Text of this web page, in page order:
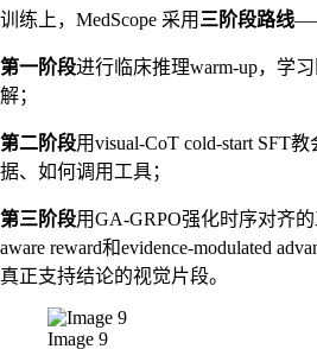
训练上，MedScope 采用 三阶段路线
第一阶段进行临床推理warm-up，学
解；
第二阶段用visual-CoT cold-start SFT
据、如何调用工具；
第三阶段用GA-GRPO强化时序对齐
aware reward和evidence-modulated
真正支持结论的视觉片段。
Image 9